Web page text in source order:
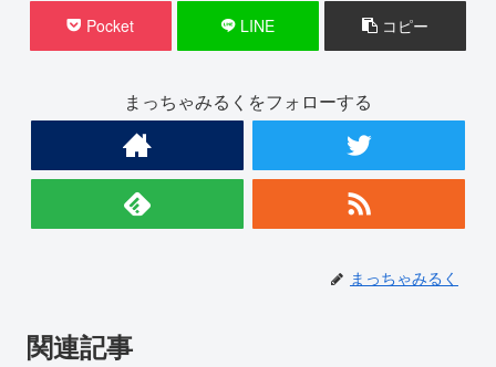
Pocket LINE コピー
まっちゃみるくをフォローする
まっちゃみるく
関連記事